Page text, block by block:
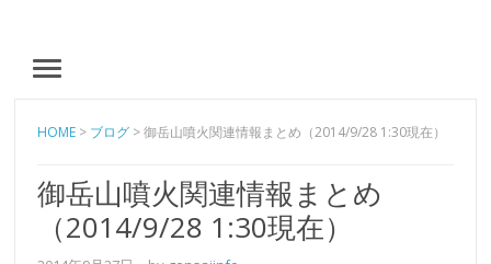
MENU
HOME > ブログ >御岳山噴火関連情報まとめ（2014/9/28 1:30現在）
御岳山噴火関連情報まとめ
（2014/9/28 1:30現在）